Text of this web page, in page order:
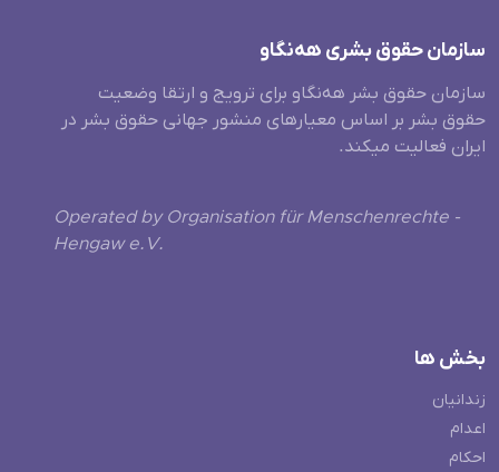
سازمان حقوق بشری هەنگاو
سازمان حقوق بشر هه‌نگاو برای ترویج و ارتقا وضعیت
حقوق بشر بر اساس معیارهای منشور جهانی حقوق بشر در
ایران فعالیت میکند.
Operated by Organisation für Menschenrechte -
Hengaw e.V.
بخش ها
زندانیان
اعدام
احکام